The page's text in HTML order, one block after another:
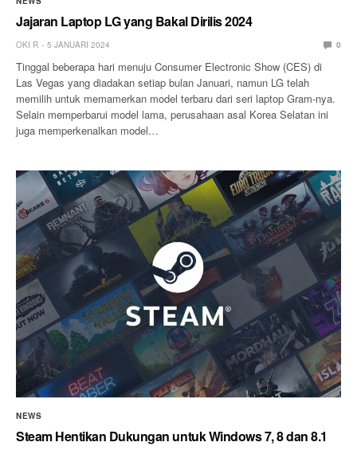
Jajaran Laptop LG yang Bakal Dirilis 2024
OKI R 5 JANUARI 2024 0
Tinggal beberapa hari menuju Consumer Electronic Show (CES) di
Las Vegas yang diadakan setiap bulan Januari, namun LG telah
memilih untuk memamerkan model terbaru dari seri laptop Gram-nya.
Selain memperbarui model lama, perusahaan asal Korea Selatan ini
juga memperkenalkan model…
NEWS
Steam Hentikan Dukungan untuk Windows 7, 8 dan 8.1